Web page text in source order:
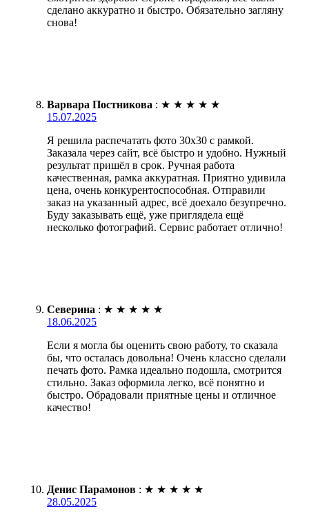
сделано аккуратно и быстро. Обязательно загляну
снова!
Варвара Постникова : ★ ★ ★ ★ ★
15.07.2025
Я решила распечатать фото 30х30 с рамкой.
Заказала через сайт, всё быстро и удобно. Нужный
результат пришёл в срок. Ручная работа
качественная, рамка аккуратная. Приятно удивила
цена, очень конкурентоспособная. Отправили
заказ на указанный адрес, всё доехало безупречно.
Буду заказывать ещё, уже приглядела ещё
несколько фотографий. Сервис работает отлично!
Северина : ★ ★ ★ ★ ★
18.06.2025
Если я могла бы оценить свою работу, то сказала
бы, что осталась довольна! Очень классно сделали
печать фото. Рамка идеально подошла, смотрится
стильно. Заказ оформила легко, всё понятно и
быстро. Обрадовали приятные цены и отличное
качество!
Денис Парамонов : ★ ★ ★ ★ ★
28.05.2025